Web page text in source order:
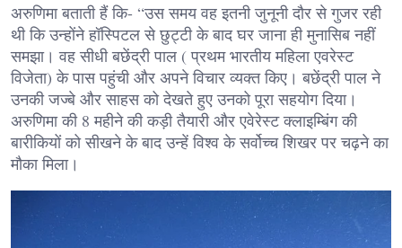
अरुणिमा बताती हैं कि- “उस समय वह इतनी जुनूनी दौर से गुजर रही
थी कि उन्होंने हॉस्पिटल से छुट्टी के बाद घर जाना ही मुनासिब नहीं
समझा। वह सीधी बछेंद्री पाल ( प्रथम भारतीय महिला एवरेस्ट
विजेता) के पास पहुंची और अपने विचार व्यक्त किए। बछेंद्री पाल ने
उनकी जज्बे और साहस को देखते हुए उनको पूरा सहयोग दिया।
अरुणिमा की 8 महीने की कड़ी तैयारी और एवेरेस्ट क्लाइम्बिंग की
बारीकियों को सीखने के बाद उन्हें विश्व के सर्वोच्च शिखर पर चढ़ने का
मौका मिला।